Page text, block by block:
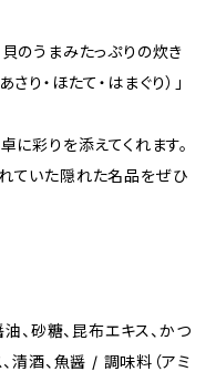
のうまみたっぷりの炊き
り・ほたて・はまぐり）」
に彩りを添えてくれます。
ていた隠れた名品をぜひ
油、砂糖、昆布エキス、かつ
清酒、魚醤 / 調味料（アミ